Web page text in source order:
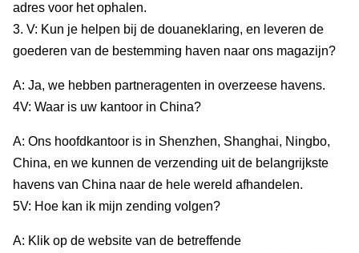
adres voor het ophalen.
3. V: Kun je helpen bij de douaneklaring, en leveren de
goederen van de bestemming haven naar ons magazijn?
A: Ja, we hebben partneragenten in overzeese havens.
4V: Waar is uw kantoor in China?
A: Ons hoofdkantoor is in Shenzhen, Shanghai, Ningbo,
China, en we kunnen de verzending uit de belangrijkste
havens van China naar de hele wereld afhandelen.
5V: Hoe kan ik mijn zending volgen?
A: Klik op de website van de betreffende